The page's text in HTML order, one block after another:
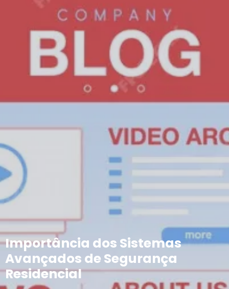
Importância dos Sistemas
Avançados de Segurança
Residencial